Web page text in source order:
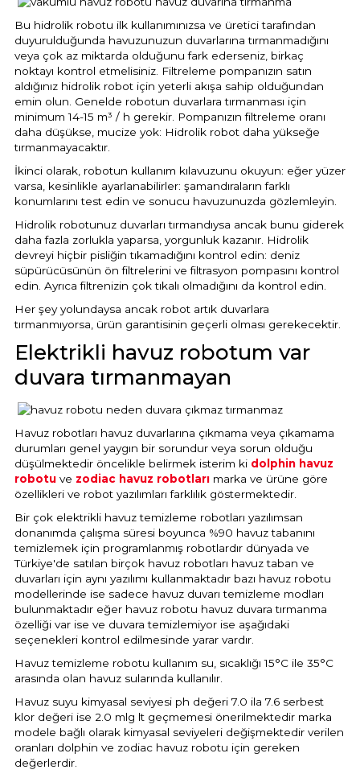
Bu hidrolik robotu ilk kullanımınızsa ve üretici tarafından
duyurulduğunda havuzunuzun duvarlarına tırmanmadığını
veya çok az miktarda olduğunu fark ederseniz, birkaç
noktayı kontrol etmelisiniz. Filtreleme pompanızın satın
aldığınız hidrolik robot için yeterli akışa sahip olduğundan
emin olun. Genelde robotun duvarlara tırmanması için
minimum 14-15 m³ / h gerekir. Pompanızın filtreleme oranı
daha düşükse, mucize yok: Hidrolik robot daha yükseğe
tırmanmayacaktır.
İkinci olarak, robotun kullanım kılavuzunu okuyun: eğer yüzer
varsa, kesinlikle ayarlanabilirler: şamandıraların farklı
konumlarını test edin ve sonucu havuzunuzda gözlemleyin.
Hidrolik robotunuz duvarları tırmandıysa ancak bunu giderek
daha fazla zorlukla yaparsa, yorgunluk kazanır. Hidrolik
devreyi hiçbir pisliğin tıkamadığını kontrol edin: deniz
süpürücüsünün ön filtrelerini ve filtrasyon pompasını kontrol
edin. Ayrıca filtrenizin çok tıkalı olmadığını da kontrol edin.
Her şey yolundaysa ancak robot artık duvarlara
tırmanmıyorsa, ürün garantisinin geçerli olması gerekecektir.
Elektrikli havuz robotum var
duvara tırmanmayan
Havuz robotları havuz duvarlarına çıkmama veya çıkamama
durumları genel yaygın bir sorundur veya sorun olduğu
düşülmektedir öncelikle belirmek isterim ki dolphin havuz
robotu ve zodiac havuz robotları marka ve ürüne göre
özellikleri ve robot yazılımları farklılık göstermektedir.
Bir çok elektrikli havuz temizleme robotları yazılımsan
donanımda çalışma süresi boyunca %90 havuz tabanını
temizlemek için programlanmış robotlardır dünyada ve
Türkiye'de satılan birçok havuz robotları havuz taban ve
duvarları için aynı yazılımı kullanmaktadır bazı havuz robotu
modellerinde ise sadece havuz duvarı temizleme modları
bulunmaktadır eğer havuz robotu havuz duvara tırmanma
özelliği var ise ve duvara temizlemiyor ise aşağıdaki
seçenekleri kontrol edilmesinde yarar vardır.
Havuz temizleme robotu kullanım su, sıcaklığı 15°C ile 35°C
arasında olan havuz sularında kullanılır.
Havuz suyu kimyasal seviyesi ph değeri 7.0 ila 7.6 serbest
klor değeri ise 2.0 mlg lt geçmemesi önerilmektedir marka
modele bağlı olarak kimyasal seviyeleri değişmektedir verilen
oranları dolphin ve zodiac havuz robotu için gereken
değerlerdir.